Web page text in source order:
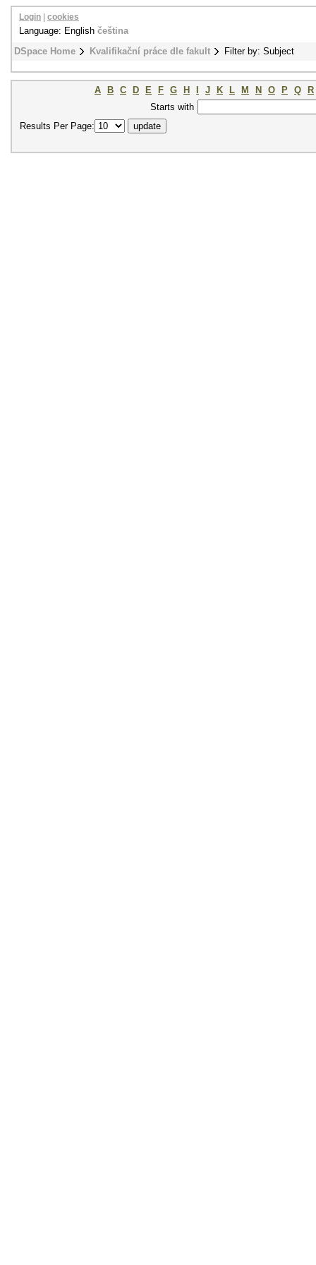
DSpace Home Kvalifikační práce dle fakult Filter by: Subject
Login cookies
Language: English čeština
A B C D E F G H J K L M N O P Q
R
Starts with
Results Per Page: